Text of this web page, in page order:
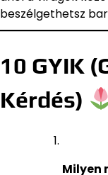
beszélgethetsz
10 GYIK
Kérdés)
Milyen